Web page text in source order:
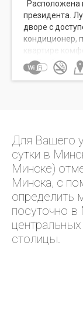
Расположена
президента.
дворе с
кондиционер,
квартире
пл. Свободы и
Троицкое
Для Вашего
сутки в
Минске)
Минска, с
определить
посуточно в
столицы.